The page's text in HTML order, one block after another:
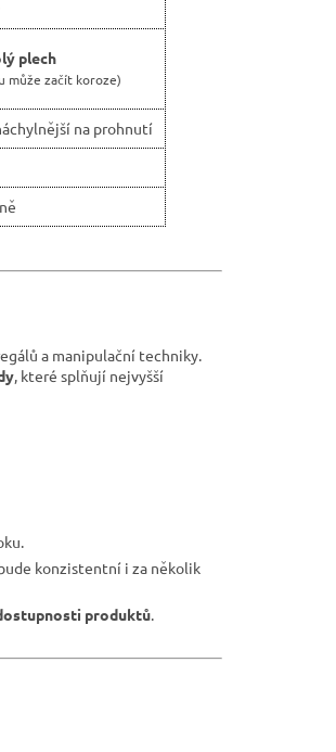
plech
může začít koroze)
na prohnutí
a manipulační techniky.
, které splňují nejvyšší
konzistentní i za několik
produktů.